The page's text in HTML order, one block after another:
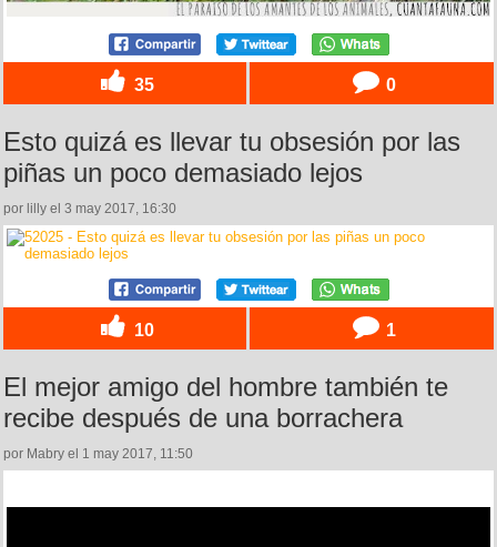
35 0
Esto quizá es llevar tu obsesión por las
piñas un poco demasiado lejos
por lilly el 3 may 2017, 16:30
10 1
El mejor amigo del hombre también te
recibe después de una borrachera
por Mabry el 1 may 2017, 11:50